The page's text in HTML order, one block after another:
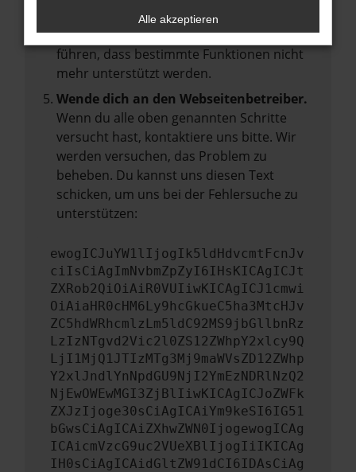
Veraltete Software birgt nicht nur ein
Sicherheitsrisiko, sondern kann auch dazu
führen, dass bestimmte Funktionen nicht
mehr unterstützt werden.
Wende dich an den Webseitenbetreiber.
Wenn du alle oben genannten Schritte
versucht hast, kontaktiere uns bitte. Wir
werden versuchen, das Problem zu
beheben. Du kannst uns diesen Text
schicken, um uns bei der Fehlersuche zu
unterstützen:
ewogICJuYW1lIjogIk5ldHdvcmtFcnJv
ciIsCiAgImNvbmZpZyI6IHsKICAgICJt
ZXRob2QiOiAiR0VUIiwKICAgICJ1cmwi
OiAiaHR0cHM6Ly9hcGkueC5ha3MtcHJv
ZC5hdWRhcmlzLm5ldC92MS9jbGllbnRz
LzIzNTgvd2Vic2l0ZS12ZWhpY2xlcy9Q
LjI1MjQ1JTIzMTg3Mj9maWVsZD12ZWhp
Y2xlJndlYnNpdGU9NjI2YmEzNDRlNzQ2
NjEwOWEwMGI3ZjBlIiwKICAgICJoZWFk
ZXJzIjoge30sCiAgICAiYm9keSI6IG51
bGwsCiAgICAiZXhwZWN0IjogewogICAg
ICAicmVzcG9uc2VUeXBlIjogIiIKICAg
IH0sCiAgICAidGltZW91dCI6IDAsCiAg
Alle akzeptieren